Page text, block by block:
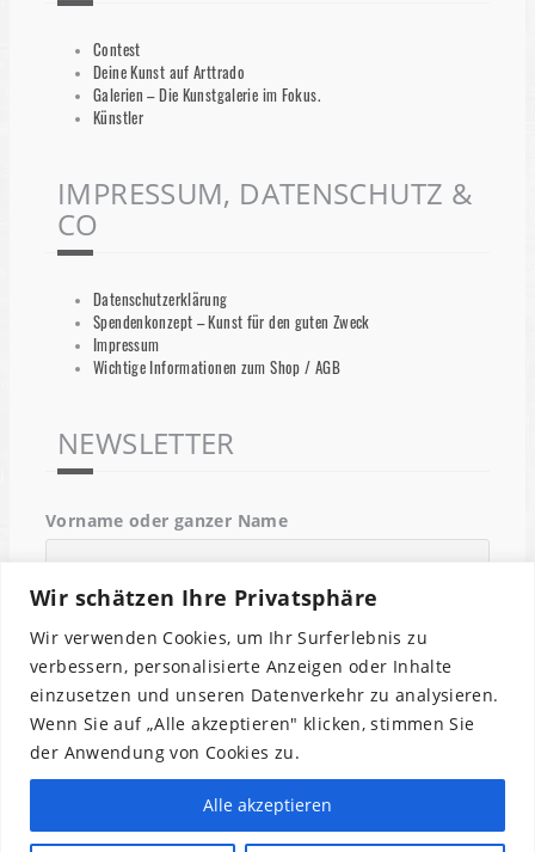
Wir schätzen Ihre Privatsphäre
Wir verwenden Cookies, um Ihr Surferlebnis zu
verbessern, personalisierte Anzeigen oder Inhalte
einzusetzen und unseren Datenverkehr zu analysieren.
Wenn Sie auf „Alle akzeptieren" klicken, stimmen Sie
der Anwendung von Cookies zu.
Alle akzeptieren
Contest
Deine Kunst auf Arttrado
Galerien – Die Kunstgalerie im Fokus.
Künstler
IMPRESSUM, DATENSCHUTZ &
CO
Datenschutzerklärung
Spendenkonzept – Kunst für den guten Zweck
Impressum
Wichtige Informationen zum Shop / AGB
NEWSLETTER
Vorname oder ganzer Name
Email
Indem Du fortfährst, akzeptierst Du unsere
Datenschutzerklärung.